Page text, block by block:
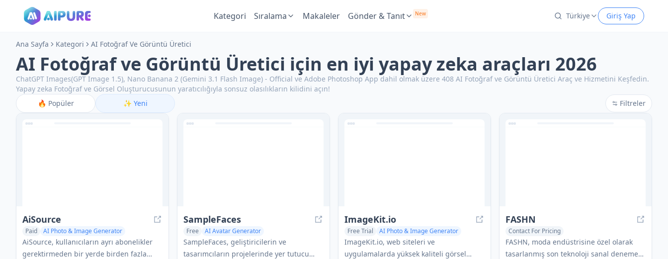
Kategori Sıralama Makaleler Gönder & Tanıt New Türkiye Giriş Yap
Ana Sayfa Kategori AI Fotoğraf Ve Görüntü Üretici
AI Fotoğraf ve Görüntü Üretici için en iyi yapay zeka araçları 2026
ChatGPT Images(GPT Image 1.5), Nano Banana 2 (Gemini 3.1 Flash Image) - Official ve Adobe Photoshop App dahil olmak üzere 408 AI Fotoğraf ve Görüntü Üretici Araç ve Hizmetini Keşfedin.
Yapay zeka Fotoğraf ve Görsel Oluşturucusunun yaratıcılığıyla sonsuz olasılıkların kilidini açın!
🔥 Popüler ✨ Yeni Filtreler
AiSource
Paid
AI Photo & Image Generator
AI Art &Design Creator
AiSource, kullanıcıların ayrı abonelikler
gerektirmeden bir yerde birden fazla
SampleFaces
Free
AI Avatar Generator
AI Photo & Image Generator
SampleFaces, geliştiricilerin ve
tasarımcıların projelerinde yer tutucu
ImageKit.io
Free Trial
AI Photo & Image Generator
AI Background Remover
AI Image Recognition
ImageKit.io, web siteleri ve
uygulamalarda yüksek kaliteli görsel
FASHN
Contact For Pricing
AI Photo & Image Generator
AI Photography
AI Clothing Designer
FASHN, moda endüstrisine özel olarak
tasarlanmış son teknoloji sanal deneme